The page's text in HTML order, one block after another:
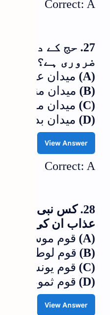
Correct: A
27. حج کے دن کس
ضروری ہے؟
(A)
میدان عرفات
(B)
میدان منیٰ
(C)
میدان مزدلفہ
(D)
میدان بدر
View Answer
Correct: A
28. کس نبی کی
عذاب ان کی توبہ
(A)
قوم موسیٰ
(B)
قوم لوط
(C)
قوم یونس
(D)
قوم ثمود
View Answer